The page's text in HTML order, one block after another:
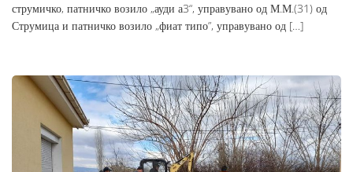
струмичко, патничко возило „ауди а3“, управувано од М.М.(31) од
Струмица и патничко возило „фиат типо”, управувано од […]